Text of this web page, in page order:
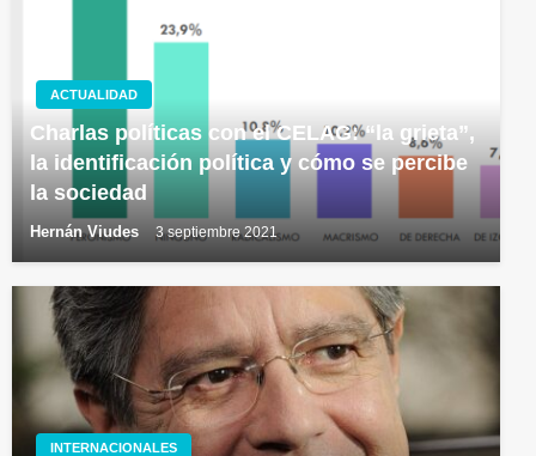
ACTUALIDAD
Charlas políticas con el CELAG: “la grieta”,
la identificación política y cómo se percibe
la sociedad
Hernán Viudes 3 septiembre 2021
INTERNACIONALES